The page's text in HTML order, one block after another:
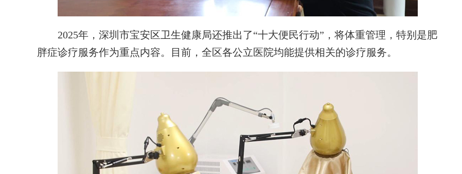
2025年，深圳市宝安区卫生健康局还推出了“十大便民行动”，将体重管理，特别是肥
胖症诊疗服务作为重点内容。目前，全区各公立医院均能提供相关的诊疗服务。